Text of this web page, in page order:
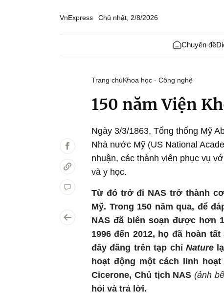
VnExpress Chủ nhật, 2/8/2026
Chuyên đề
Trang chủKhoa học - Công nghệ
150 năm Viện
Ngày 3/3/1863, Tổng thống Mỹ
Nhà nước Mỹ (US National
nhuận, các thành viên phục vụ
và y học.
Từ đó trở đi NAS trở thành
Mỹ. Trong 150 năm qua, để
NAS đã biên soạn được hơn
1996 đến 2012, họ đã hoàn
đây đăng trên tạp chí Nature
hoạt động một cách linh
Cicerone, Chủ tịch NAS (ảnh
hỏi và trả lời.